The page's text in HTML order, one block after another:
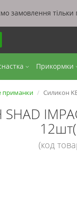
замовлення
Прикормки
приманки Силикон
SHAD
(код